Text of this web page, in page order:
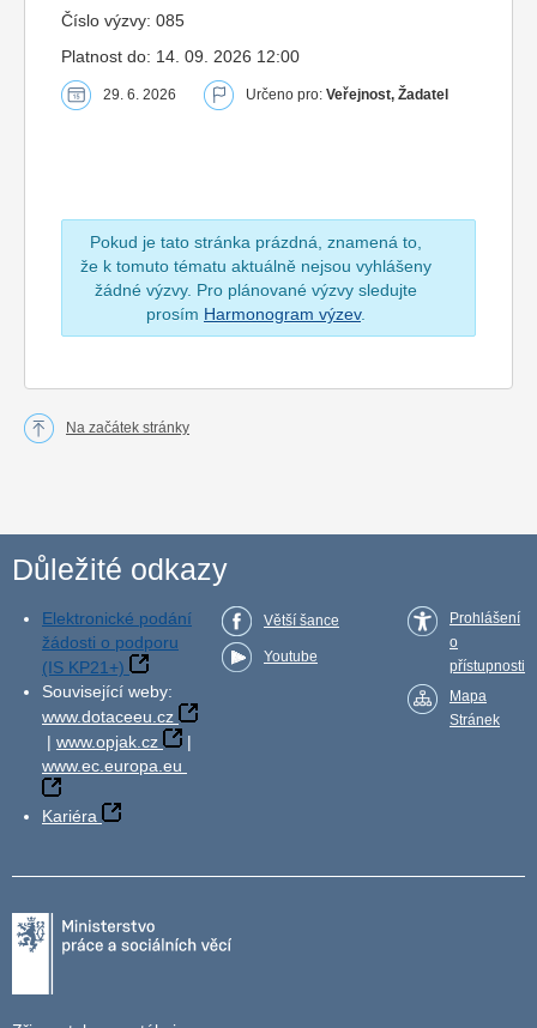
Číslo výzvy: 085
Platnost do: 14. 09. 2026 12:00
29. 6. 2026 Určeno pro: Veřejnost, Žadatel
Pokud je tato stránka prázdná, znamená to,
že k tomuto tématu aktuálně nejsou vyhlášeny
žádné výzvy. Pro plánované výzvy sledujte
prosím Harmonogram výzev.
Na začátek stránky
Důležité odkazy
Elektronické podání
žádosti o podporu
(IS KP21+)
Související weby:
www.dotaceeu.cz
| www.opjak.cz
|
www.ec.europa.eu
Kariéra
Větší šance
Youtube
Prohlášení
o
přístupnosti
Mapa
Stránek